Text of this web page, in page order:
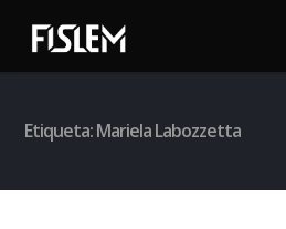
Etiqueta:Mariela Labozzetta